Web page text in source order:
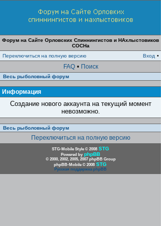
Форум на Сайте Орловских Спиннингистов и НАхлыстовиков
СОСНа
Переключиться на полную версию
Вход •
FAQ • Поиск
Весь рыболовный форум
Информация
Создание нового аккаунта на текущий момент
невозможно.
Весь рыболовный форум
Переключиться на полную версию
STG-Mobile Style © 2008 STG
Powered by phpBB
© 2000, 2002, 2005, 2007 phpBB Group
phpBB-Mobile © 2008 STG
Русская поддержка phpBB